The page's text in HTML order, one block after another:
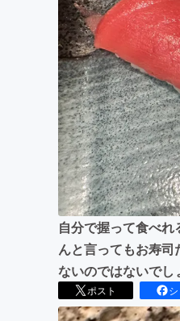
ビ
ま
自分で握って食べ
んと言ってもお寿
ないのではないでし
ポスト